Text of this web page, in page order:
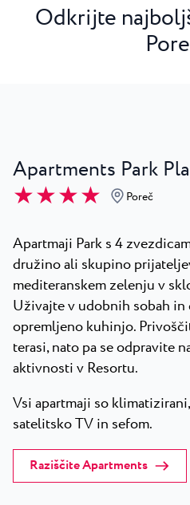
Odkrijte
Apartments Park
★ ★ ★ ★ Poreč
Apartmaji Park s 4
družino ali skupino
mediteranskem zelenju v
Uživajte v udobnih sobah
opremljeno kuhinjo.
terasi, nato pa se odpravite
aktivnosti v Resortu.
Vsi apartmaji so
satelitsko TV in sefom.
Raziščite Apartments